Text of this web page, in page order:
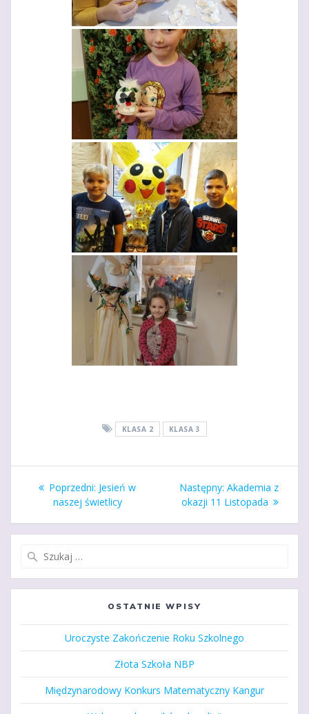
KLASA 2 KLASA 3
Nawigacja
wpisu
Poprzedni: Poprzedni
wpis:
Jesień w
naszej świetlicy
Następny: Następny
wpis:
Akademia z
okazji 11 Listopada
OSTATNIE WPISY
Uroczyste Zakończenie Roku Szkolnego
Złota Szkoła NBP
Międzynarodowy Konkurs Matematyczny Kangur